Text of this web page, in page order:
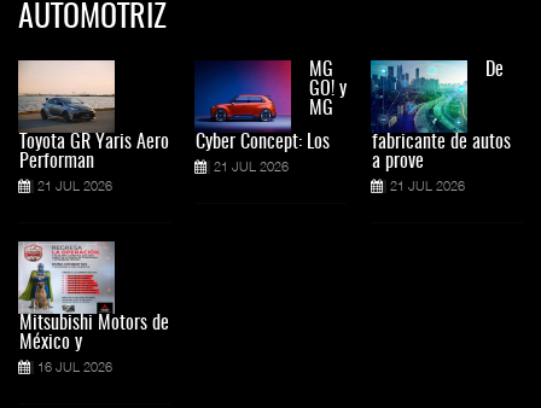
AUTOMOTRIZ
Toyota GR Yaris Aero
Performan
21 JUL 2026
Mitsubishi Motors de
México y
16 JUL 2026
MG
GO! y
MG
Cyber Concept: Los
21 JUL 2026
De
fabricante de autos
a prove
21 JUL 2026